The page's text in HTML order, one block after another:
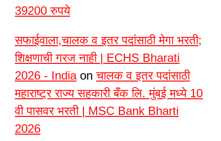
39200 रुपये
सफाईवाला,चालक व इतर पदांसाठी मेगा भरती;
शिक्षणाची गरज नाही | ECHS Bharati
2026 - Indiaonचालक व इतर पदांसाठी
महाराष्ट्र राज्य सहकारी बँक लि. मुंबई मध्ये 10
वी पासवर भरती | MSC Bank Bharti
2026